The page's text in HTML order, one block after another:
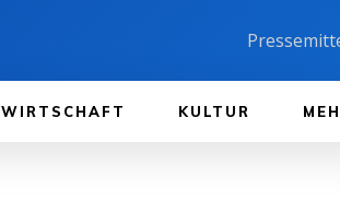
WIRTSCHAFT KULTUR